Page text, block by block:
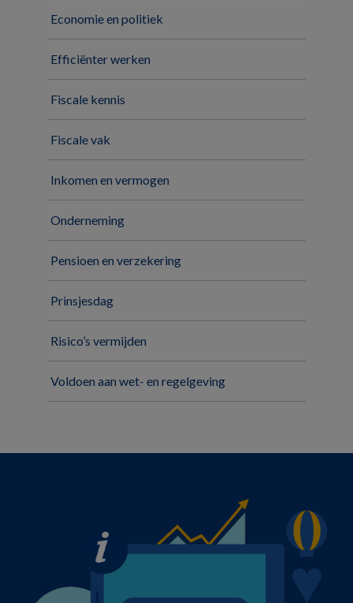
Economie en politiek
Efficiënter werken
Fiscale kennis
Fiscale vak
Inkomen en vermogen
Onderneming
Pensioen en verzekering
Prinsjesdag
Risico’s vermijden
Voldoen aan wet- en regelgeving